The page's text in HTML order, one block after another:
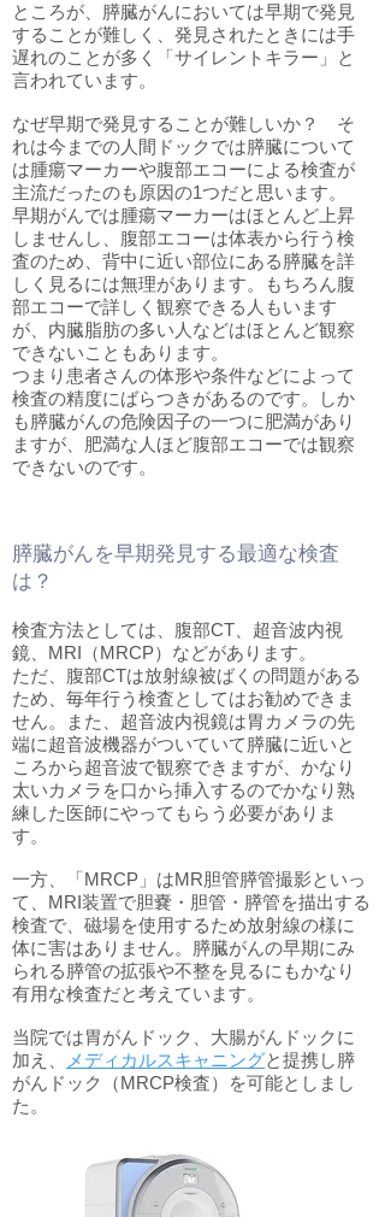
​ところが、膵臓がんにおいては早期で発見
することが難しく、発見されたときには手
遅れのことが多く「サイレントキラー」と
言われています。
なぜ早期で発見することが難しいか？ そ
れは今までの人間ドックでは膵臓について
は腫瘍マーカーや腹部エコーによる検査が
主流だったのも原因の1つだと思います。
早期がんでは腫瘍マーカーはほとんど上昇
しませんし、腹部エコーは体表から行う検
査のため、背中に近い部位にある膵臓を詳
しく見るには無理があります。もちろん腹
部エコーで詳しく観察できる人もいます
が、内臓脂肪の多い人などはほとんど観察
できないこともあります。
つまり患者さんの体形や条件などによって
検査の精度にばらつきがあるのです。しか
も膵臓がんの危険因子の一つに肥満があり
ますが、肥満な人ほど腹部エコーでは観察
できないのです。
膵臓がんを早期発見する最適な検査
は？
検査方法としては、腹部CT、超音波内視
鏡、MRI（MRCP）などがあります。
ただ、腹部CTは放射線被ばくの問題がある
ため、毎年行う検査としてはお勧めできま
せん。また、超音波内視鏡は胃カメラの先
端に超音波機器がついていて膵臓に近いと
ころから超音波で観察できますが、かなり
太いカメラを口から挿入するのでかなり熟
練した医師にやってもらう必要がありま
す。
一方、「MRCP」はMR胆管膵管撮影といっ
て、MRI装置で胆嚢・胆管・膵管を描出する
検査で、磁場を使用するため放射線の様に
体に害はありません。膵臓がんの早期にみ
られる膵管の拡張や不整を見るにもかなり
有用な検査だと考えています。
当院では胃がんドック、大腸がんドックに
加え、
メディカルスキャニングと提携し膵
がんドック（MRCP検査）を可能としまし
た。